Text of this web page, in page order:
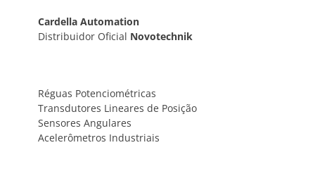
Cardella Automation
Distribuidor Oficial Novotechnik
Réguas Potenciométricas
Transdutores Lineares de Posição
Sensores Angulares
Acelerômetros Industriais